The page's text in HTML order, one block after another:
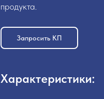
продукта.
Запросить КП
Характеристики: